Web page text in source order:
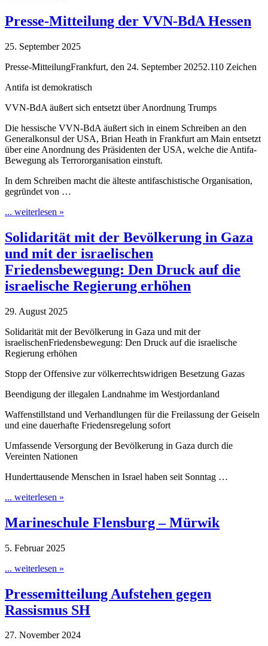
Presse-Mitteilung der VVN-BdA Hessen
25. September 2025
Presse-MitteilungFrankfurt, den 24. September 20252.110 Zeichen
Antifa ist demokratisch
VVN-BdA äußert sich entsetzt über Anordnung Trumps
Die hessische VVN-BdA äußert sich in einem Schreiben an den
Generalkonsul der USA, Brian Heath in Frankfurt am Main entsetzt
über eine Anordnung des Präsidenten der USA, welche die Antifa-
Bewegung als Terrororganisation einstuft.
In dem Schreiben macht die älteste antifaschistische Organisation,
gegründet von …
... weiterlesen »
Solidarität mit der Bevölkerung in Gaza
und mit der israelischen
Friedensbewegung: Den Druck auf die
israelische Regierung erhöhen
29. August 2025
Solidarität mit der Bevölkerung in Gaza und mit der
israelischenFriedensbewegung: Den Druck auf die israelische
Regierung erhöhen
Stopp der Offensive zur völkerrechtswidrigen Besetzung Gazas
Beendigung der illegalen Landnahme im Westjordanland
Waffenstillstand und Verhandlungen für die Freilassung der Geiseln
und eine dauerhafte Friedensregelung sofort
Umfassende Versorgung der Bevölkerung in Gaza durch die
Vereinten Nationen
Hunderttausende Menschen in Israel haben seit Sonntag …
... weiterlesen »
Marineschule Flensburg – Mürwik
5. Februar 2025
... weiterlesen »
Pressemitteilung Aufstehen gegen
Rassismus SH
27. November 2024